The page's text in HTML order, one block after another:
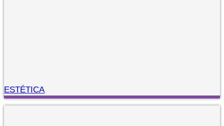
ESTÉTICA